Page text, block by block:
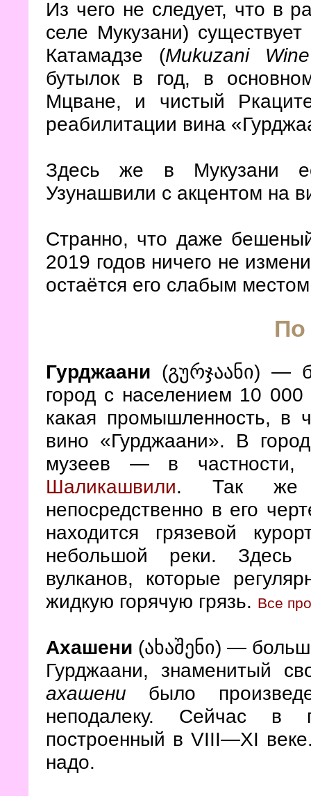
Из чего не следует, что в
селе Мукузани)
Катамадзе (Mukuzani
бутылок в год, в
Мцване, и чистый
реабилитации вина
Здесь же в Мукузани
Узунашвили с акцентом на
Странно, что даже
2019 годов ничего не
остаётся его слабым
По
Гурджаани (გურჯაანი) —
город с населением 10 000
какая промышленность, в
вино «Гурджаани». В
музеев — в частности,
Шаликашвили. Так же
непосредственно в его
находится грязевой
небольшой реки. Здесь
вулканов, которые
жидкую горячую грязь. Все
Ахашени (ახაშენი) —
Гурджаани, знаменитый
ахашени было
неподалеку. Сейчас в
построенный в VIII—XI
надо.